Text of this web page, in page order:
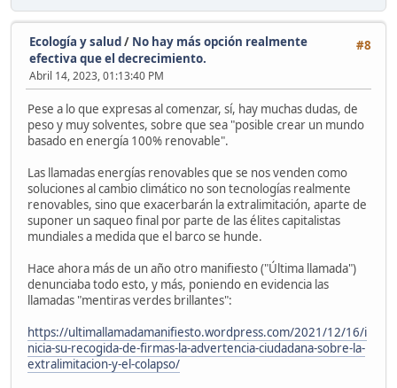
#8
Ecología y salud/ No hay más opción realmente
efectiva que el decrecimiento.
Abril 14, 2023, 01:13:40 PM
Pese a lo que expresas al comenzar, sí, hay muchas dudas, de
peso y muy solventes, sobre que sea "posible crear un mundo
basado en energía 100% renovable".
Las llamadas energías renovables que se nos venden como
soluciones al cambio climático no son tecnologías realmente
renovables, sino que exacerbarán la extralimitación, aparte de
suponer un saqueo final por parte de las élites capitalistas
mundiales a medida que el barco se hunde.
Hace ahora más de un año otro manifiesto ("Última llamada")
denunciaba todo esto, y más, poniendo en evidencia las
llamadas "mentiras verdes brillantes":
https://ultimallamadamanifiesto.wordpress.com/2021/12/16/i
nicia-su-recogida-de-firmas-la-advertencia-ciudadana-sobre-la-
extralimitacion-y-el-colapso/